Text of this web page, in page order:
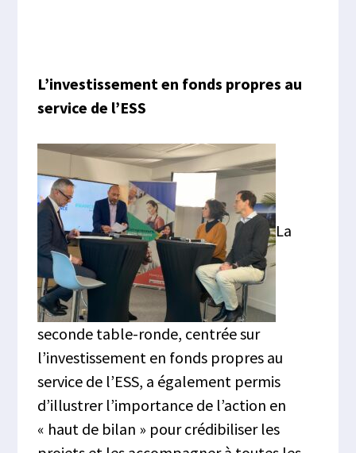
L’investissement en fonds propres au
service de l’ESS
La
seconde table-ronde, centrée sur
l’investissement en fonds propres au
service de l’ESS, a également permis
d’illustrer l’importance de l’action en
« haut de bilan » pour crédibiliser les